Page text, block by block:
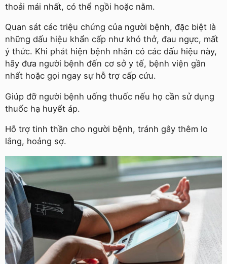
thoải mái nhất, có thể ngồi hoặc nằm.
Quan sát các triệu chứng của người bệnh, đặc biệt là
những dấu hiệu khẩn cấp như khó thở, đau ngực, mất
ý thức. Khi phát hiện bệnh nhân có các dấu hiệu này,
hãy đưa người bệnh đến cơ sở y tế, bệnh viện gần
nhất hoặc gọi ngay sự hỗ trợ cấp cứu.
Giúp đỡ người bệnh uống thuốc nếu họ cần sử dụng
thuốc hạ huyết áp.
Hỗ trợ tinh thần cho người bệnh, tránh gây thêm lo
lắng, hoảng sợ.